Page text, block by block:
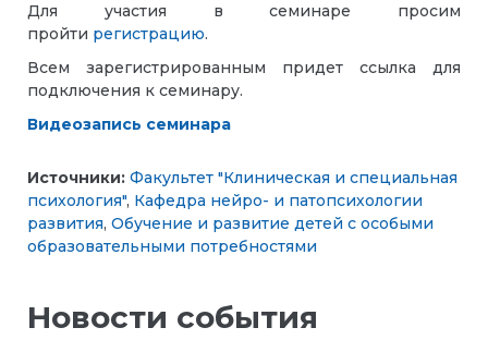
Для участия в семинаре просим
пройти регистрацию.
Всем зарегистрированным придет ссылка для
подключения к семинару.
Видеозапись семинара
Источники: Факультет "Клиническая и специальная
психология", Кафедра нейро- и патопсихологии
развития, Обучение и развитие детей с особыми
образовательными потребностями
Новости события